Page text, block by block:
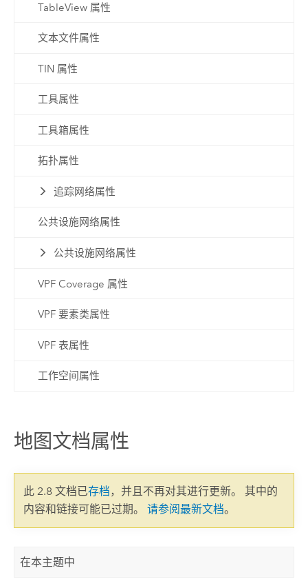
TableView 属性
文本文件属性
TIN 属性
工具属性
工具箱属性
拓扑属性
追踪网络属性
公共设施网络属性
公共设施网络属性
VPF Coverage 属性
VPF 要素类属性
VPF 表属性
工作空间属性
地图文档属性
此 2.8 文档已存档，并且不再对其进行更新。 其中的
内容和链接可能已过期。 请参阅最新文档。
在本主题中